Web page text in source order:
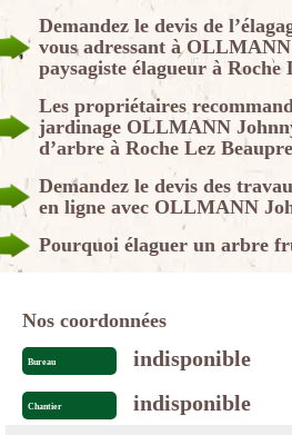
Demandez le devis de
vous adressant à
paysagiste élagueur à Roche
Les propriétaires
jardinage OLLMANN
d’arbre à Roche Lez
Demandez le devis des
en ligne avec OLLMANN
Pourquoi élaguer un arbre
Nos coordonnées
Bureau indisponible
Chantier indisponible